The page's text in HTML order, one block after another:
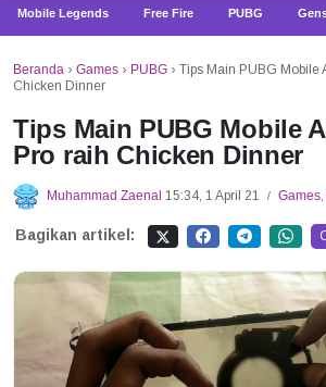
Mobile Legends Free Fire PUBG
Beranda › Games › PUBG › Tips Main PUBG Mobile
Chicken Dinner
Tips Main PUBG Mobile
Pro raih Chicken Dinner
Muhammad Zaenal 15:34, 1 April 21 / Games,
Bagikan artikel: